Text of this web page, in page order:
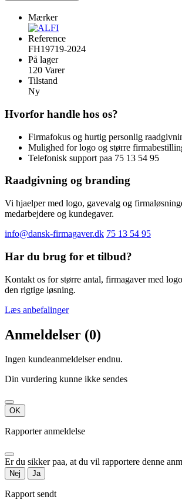
Mærker
Reference
FH19719-2024
På lager
120 Varer
Tilstand
Ny
Hvorfor handle hos os?
Firmafokus og hurtig personlig
Mulighed for logo og større
Telefonisk support paa 75 13 54 95
Raadgivning og branding
Vi hjaelper med logo, gavevalg og
medarbejdere og kundegaver.
info@dansk-firmagaver.dk 75 13 54 95
Har du brug for et tilbud?
Kontakt os for større antal, firmagaver med
den rigtige løsning.
Læs anbefalinger
Anmeldelser (0)
Ingen kundeanmeldelser endnu.
Din vurdering kunne ikke sendes
OK
Rapporter anmeldelse
Er du sikker paa, at du vil rapportere denne
Nej Ja
Rapport sendt